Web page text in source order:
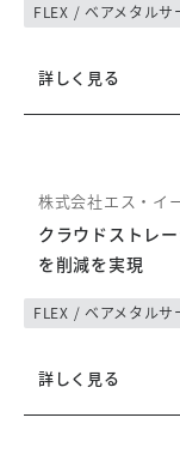
FLEX / ベアメタルサ
詳しく見る
クラウドストレ
を削減を実現
株式会社エス・イ
FLEX / ベアメタルサ
詳しく見る